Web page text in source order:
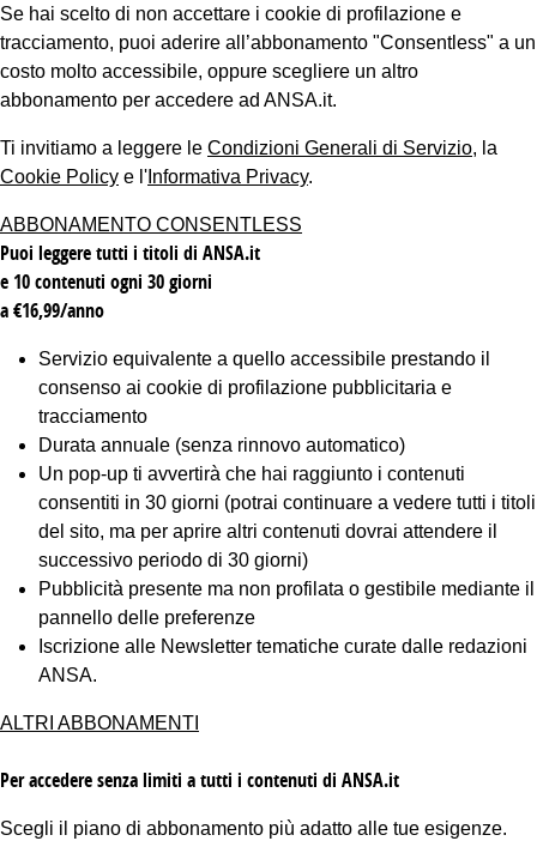
Se hai scelto di non accettare i cookie di profilazione e
tracciamento, puoi aderire all’abbonamento "Consentless" a un
costo molto accessibile, oppure scegliere un altro
abbonamento per accedere ad ANSA.it.
Ti invitiamo a leggere le Condizioni Generali di Servizio, la
Cookie Policy e l' Informativa Privacy.
ABBONAMENTO CONSENTLESS
Puoi leggere tutti i titoli di ANSA.it
e 10 contenuti ogni 30 giorni
a €16,99/anno
Servizio equivalente a quello accessibile prestando il
consenso ai cookie di profilazione pubblicitaria e
tracciamento
Durata annuale (senza rinnovo automatico)
Un pop-up ti avvertirà che hai raggiunto i contenuti
consentiti in 30 giorni (potrai continuare a vedere tutti i titoli
del sito, ma per aprire altri contenuti dovrai attendere il
successivo periodo di 30 giorni)
Pubblicità presente ma non profilata o gestibile mediante il
pannello delle preferenze
Iscrizione alle Newsletter tematiche curate dalle redazioni
ANSA.
ALTRI ABBONAMENTI
Per accedere senza limiti a tutti i contenuti di ANSA.it
Scegli il piano di abbonamento più adatto alle tue esigenze.